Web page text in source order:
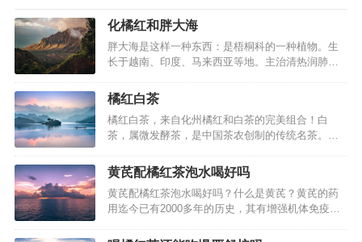
化橘红和胖大海
胖大海是这样一种东西：是梧桐科的一种植物。生
长于越南、印度、马来西亚等地。主治清热润肺，
咽喉干痛，热结便闭，头痛目赤。因此可以看到它
是寒性的。那么它和化橘红一起混合泡可以吗？胖
大海的使用方法和橘红一样，1～2枚，沸水泡服或
煎服；它不适合脾虚寒泻者，感冒者貌…
橘红白茶
橘红白茶，来自化州橘红和白茶的完美组合！白
茶，属微发酵茶，是中国茶农创制的传统名茶。中
捻，只经过晒或文火干燥后加工的茶。具有外形芽
毫完整，满身披毫，毫香清鲜，汤色黄绿清澈，滋
味清淡回甘的的品质特点。 属轻微发酵茶，是中国
茶类中的特殊珍品。因其成品茶多为芽头，…
黄芪配橘红茶泡水喝好吗
黄芪配橘红茶泡水喝好吗？什么是黄芪？黄芪的药
用迄今已有2000多年的历史，其有增强机体免疫功
的抗菌作用。但表实邪盛，气滞湿阻，食积停滞，